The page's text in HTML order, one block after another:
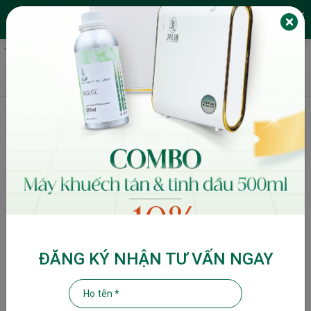
JALIN FRAGRANCES EN
Trang chủ
Story
Xây dựng spa khác biệt từ hương thơm: Bí mật giữ chân khách
Xây dựng spa khác biệt từ hương thơm:
Bí mật giữ chân khách hàng lâu dài
I. Tại sao hương thơm lại quan trọng trong spa?
II. Dịch vụ hương thơm cho spa hoạt động như thế nào?
1. Hương thảo mộc – thiên nhiên
2. Hương hoa dịu nhẹ
3. Hương gỗ – ấm áp
ĐĂNG KÝ NHẬN TƯ VẤN NGAY